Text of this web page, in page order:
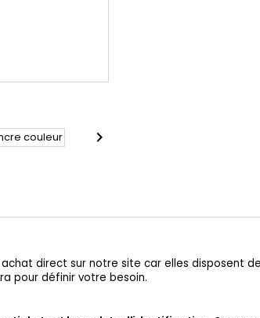

direct sur notre site car elles disposent
pour définir votre besoin.